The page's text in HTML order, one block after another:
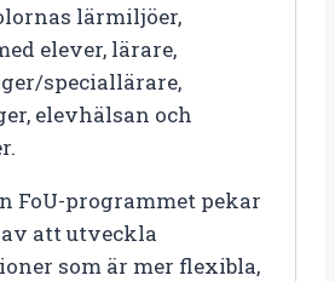
lärmiljöer,
elever, lärare,
speciallärare,
elevhälsan och
FoU-programmet pekar
att utveckla
som är mer flexibla,